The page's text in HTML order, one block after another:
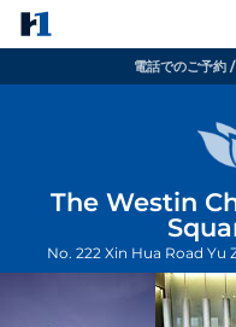
電話でのご予約
The Westin
No. 222 Xin Hua Road